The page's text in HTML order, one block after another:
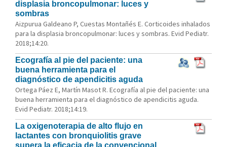
displasia broncopulmonar: luces y
sombras
Aizpurua Galdeano P, Cuestas Montañés E. Corticoides inhalados
para la displasia broncopulmonar: luces y sombras. Evid Pediatr.
2018;14:20.
Ecografía al pie del paciente: una
buena herramienta para el
diagnóstico de apendicitis aguda
Ortega Páez E, Martín Masot R. Ecografía al pie del paciente: una
buena herramienta para el diagnóstico de apendicitis aguda.
Evid Pediatr. 2018;14:19.
La oxigenoterapia de alto flujo en
lactantes con bronquiolitis grave
supera la eficacia de la convencional